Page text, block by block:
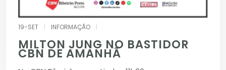
19-SET INFORMAÇÃO
MILTON JUNG NO BASTIDOR
CBN DE AMANHÃ